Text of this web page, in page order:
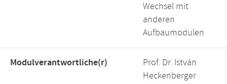
Wechsel mit
anderen
Aufbaumodulen
Modulverantwortliche(r)
Prof. Dr. István
Heckenberger